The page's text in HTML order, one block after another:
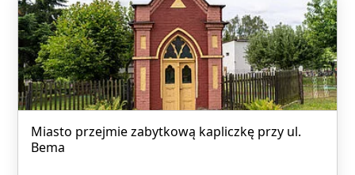
Miasto przejmie zabytkową kapliczkę przy ul.
Bema